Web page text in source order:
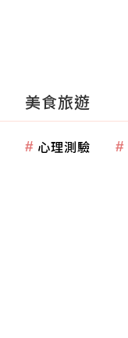
美食旅遊
心理測驗